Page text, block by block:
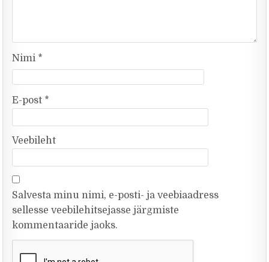
Nimi *
E-post *
Veebileht
Salvesta minu nimi, e-posti- ja veebiaadress
sellesse veebilehitsejasse järgmiste
kommentaaride jaoks.